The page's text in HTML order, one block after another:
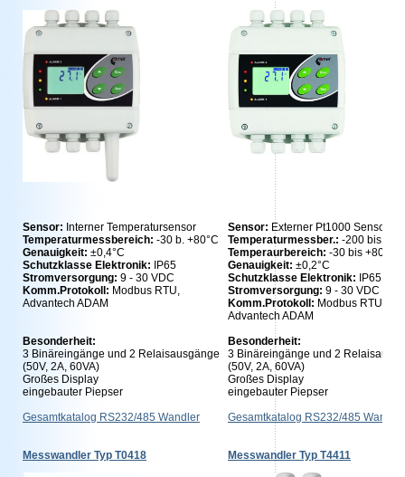
Sensor: Interner Temperatursensor
Temperaturmessbereich: -30 b. +80°C
Genauigkeit: ±0,4°C
Schutzklasse Elektronik:
IP65
Stromversorgung: 9 - 30 VDC
Komm.Protokoll: Modbus RTU,
Advantech ADAM
Besonderheit:
3 Binäreingänge und 2 Relaisausgänge
(50V, 2A, 60VA)
Großes Display
eingebauter Piepser
Sensor: Externer Pt1000 Sensor
Temperaturmessber.: -200 bis
Temperaurbereich: -30 bis +80°C
Genauigkeit: ±0,2°C
Schutzklasse Elektronik:
IP65
Stromversorgung: 9 - 30 VDC
Komm.Protokoll: Modbus RTU,
Advantech ADAM
Besonderheit:
3 Binäreingänge und 2
(50V, 2A, 60VA)
Großes Display
eingebauter Piepser
Gesamtkatalog RS232/485 Wandler
Gesamtkatalog RS232/485 Wandler
Messwandler Typ T0418 Messwandler Typ T4411